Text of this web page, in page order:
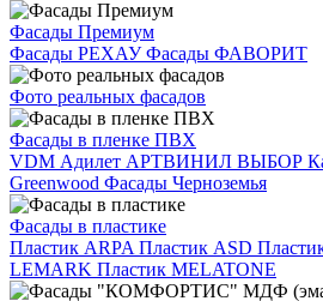
Фасады Премиум
Фасады РЕХАУФасады ФАВОРИТ
Фото реальных фасадов
Фасады в пленке ПВХ
VDM Адилет АРТВИНИЛ ВЫБОР
Greenwood Фасады Черноземья
Фасады в пластике
Пластик ARPA Пластик ASD
LEMARK Пластик MELATONE